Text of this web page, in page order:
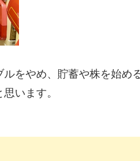
をやめ、貯蓄や株を始め
います。